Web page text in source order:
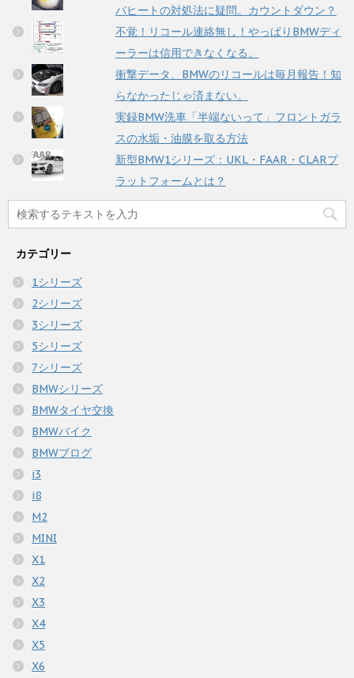
バヒートの対処法に疑問。カウントダウン？
不覚！リコール連絡無し！やっぱりBMWディ
ーラーは信用できなくなる。
衝撃データ、BMWのリコールは毎月報告！知
らなかったじゃ済まない。
実録BMW洗車「半端ないって」フロントガラ
スの水垢・油膜を取る方法
新型BMW1シリーズ：UKL・FAAR・CLARプ
ラットフォームとは？
カテゴリー
1シリーズ
2シリーズ
3シリーズ
5シリーズ
7シリーズ
BMWシリーズ
BMWタイヤ交換
BMWバイク
BMWブログ
i3
i8
M2
MINI
X1
X2
X3
X4
X5
X6